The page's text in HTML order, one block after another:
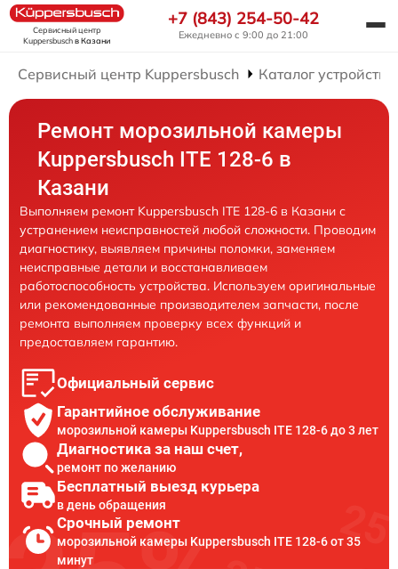
Сервисный центр
Kuppersbuschв Казани
+7 (843) 254-50-42
Ежедневно с 9:00 до 21:00
Сервисный центр Kuppersbusch Каталог устройств
Ремонт морозильной камеры
Kuppersbusch ITE 128-6 в
Казани
Выполняем ремонт Kuppersbusch ITE 128-6 в Казани с
устранением неисправностей любой сложности. Проводим
диагностику, выявляем причины поломки, заменяем
неисправные детали и восстанавливаем
работоспособность устройства. Используем оригинальные
или рекомендованные производителем запчасти, после
ремонта выполняем проверку всех функций и
предоставляем гарантию.
Официальный сервис
Гарантийное обслуживание
морозильной камеры Kuppersbusch ITE 128-6 до 3 лет
Диагностика за наш счет,
ремонт по желанию
Бесплатный выезд курьера
в день обращения
Срочный ремонт
морозильной камеры Kuppersbusch ITE 128-6 от 35
минут